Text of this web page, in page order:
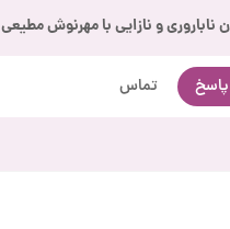
ناباروری و نازایی با مهرنوش مطیعی
تماس